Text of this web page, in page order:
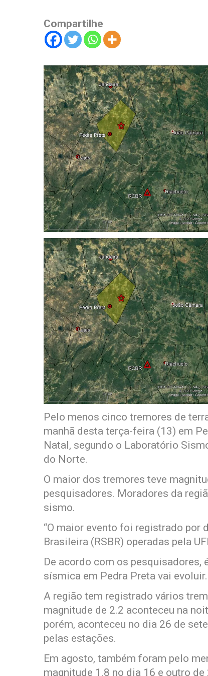
Compartilhe
Pelo menos cinco tremores de
manhã desta terça-feira (13) em
Natal, segundo o Laboratório
do Norte.
O maior dos tremores teve
pesquisadores. Moradores da
sismo.
“O maior evento foi registrado por
Brasileira (RSBR) operadas pela
De acordo com os
sísmica em Pedra Preta vai evoluir.
A região tem registrado vários
magnitude de 2.2 aconteceu na
porém, aconteceu no dia 26 de
pelas estações.
Em agosto, também foram pelo
magnitude 1.8 no dia 16 e outro de